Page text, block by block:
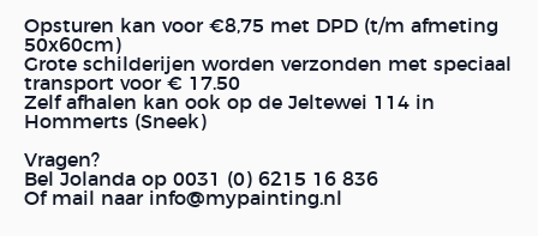
Opsturen kan voor €8,75 met DPD (t/m afmeting
50x60cm)
Grote schilderijen worden verzonden met speciaal
transport voor € 17.50
Zelf afhalen kan ook op de Jeltewei 114 in
Hommerts (Sneek)
Vragen?
Bel Jolanda op 0031 (0) 6215 16 836
Of mail naar info@mypainting.nl